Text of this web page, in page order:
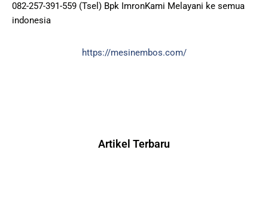
082-257-391-559 (Tsel) Bpk ImronKami Melayani ke semua
indonesia
https://mesinembos.com/
Artikel Terbaru